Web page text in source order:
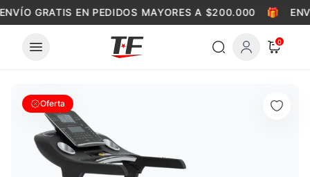
Skip to content
GRATIS EN PEDIDOS MAYORES A $200.000 🎁
0
Oferta